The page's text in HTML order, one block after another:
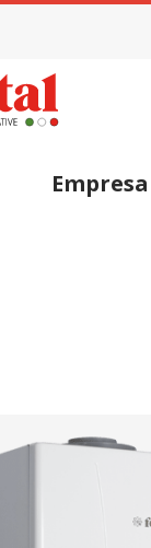
Empresa